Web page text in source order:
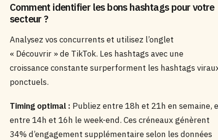
Comment identifier les bons hashtags pour votre
secteur ?
Analysez vos concurrents et utilisez l’onglet
« Découvrir » de TikTok. Les hashtags avec une
croissance constante surperforment les hashtags
ponctuels.
Timing optimal : Publiez entre 18h et 21h en semaine,
entre 14h et 16h le week-end. Ces créneaux génèrent
34% d’engagement supplémentaire selon les données